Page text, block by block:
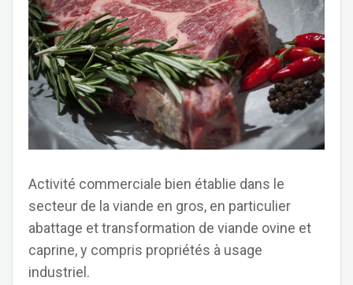
Activité commerciale bien établie dans le
secteur de la viande en gros, en particulier
abattage et transformation de viande ovine et
caprine, y compris propriétés à usage
industriel.